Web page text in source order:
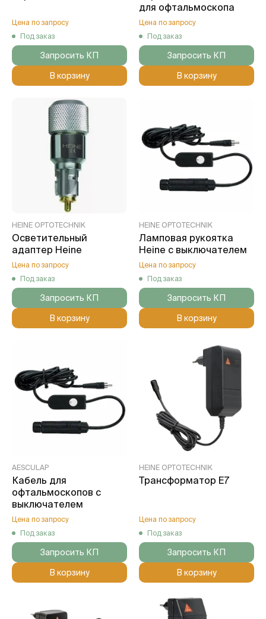
Цена по запросу
Под заказ
Запросить КП
В корзину
для офтальмоскопа
Цена по запросу
Под заказ
Запросить КП
В корзину
HEINE OPTOTECHNIK
Осветительный
адаптер Heine
Цена по запросу
Под заказ
Запросить КП
В корзину
HEINE OPTOTECHNIK
Ламповая рукоятка
Heine с выключателем
Цена по запросу
Под заказ
Запросить КП
В корзину
AESCULAP
Кабель для
офтальмоскопов с
выключателем
Цена по запросу
Под заказ
Запросить КП
В корзину
HEINE OPTOTECHNIK
Трансформатор E7
Цена по запросу
Под заказ
Запросить КП
В корзину